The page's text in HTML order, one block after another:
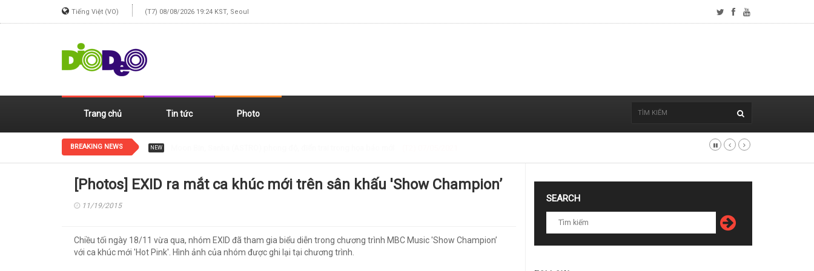
Tiếng Việt (VO) (T7) 08/08/2026 19:24 KST, Seoul
Trang chủ Tin tức Photo
BREAKING NEWS NEW
[Photos] EXID ra mắt ca khúc mới trên sân khấu 'Show Champion’
11/19/2015
Chiều tối ngày 18/11 vừa qua, nhóm EXID đã tham gia biểu diễn trong chương trình MBC Music 'Show Champion’
với ca khúc mới 'Hot Pink'. Hình ảnh của nhóm được ghi lại tại chương trình.
SEARCH